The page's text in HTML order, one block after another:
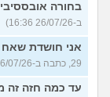
בחורה
ב-26/07/26 16:36)
אני חושדת
29, כתבה ב-26/07/26 16:27)
עד כמה חזה זה